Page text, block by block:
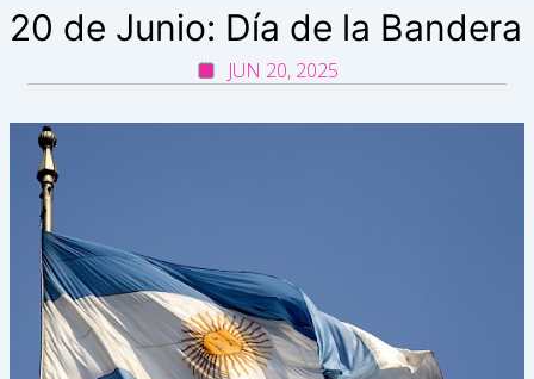
20 de Junio: Día de la Bandera
JUN 20, 2025